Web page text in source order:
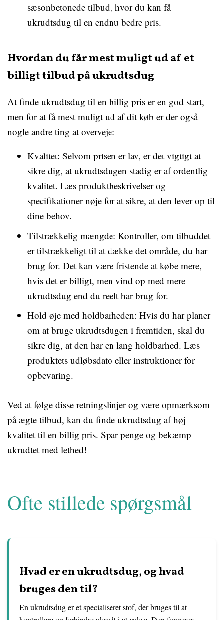
sæsonbetonede tilbud, hvor du kan få
ukrudtsdug til en endnu bedre pris.
Hvordan du får mest muligt ud af et
billigt tilbud på ukrudtsdug
At finde ukrudtsdug til en billig pris er en god start,
men for at få mest muligt ud af dit køb er der også
nogle andre ting at overveje:
Kvalitet: Selvom prisen er lav, er det vigtigt at
sikre dig, at ukrudtsdugen stadig er af ordentlig
kvalitet. Læs produktbeskrivelser og
specifikationer nøje for at sikre, at den lever op til
dine behov.
Tilstrækkelig mængde: Kontroller, om tilbuddet
er tilstrækkeligt til at dække det område, du har
brug for. Det kan være fristende at købe mere,
hvis det er billigt, men vind op med mere
ukrudtsdug end du reelt har brug for.
Hold øje med holdbarheden: Hvis du har planer
om at bruge ukrudtsdugen i fremtiden, skal du
sikre dig, at den har en lang holdbarhed. Læs
produktets udløbsdato eller instruktioner for
opbevaring.
Ved at følge disse retningslinjer og være opmærksom
på ægte tilbud, kan du finde ukrudtsdug af høj
kvalitet til en billig pris. Spar penge og bekæmp
ukrudtet med lethed!
Ofte stillede spørgsmål
Hvad er en ukrudtsdug, og hvad
bruges den til?
En ukrudtsdug er et specialiseret stof, der bruges til at